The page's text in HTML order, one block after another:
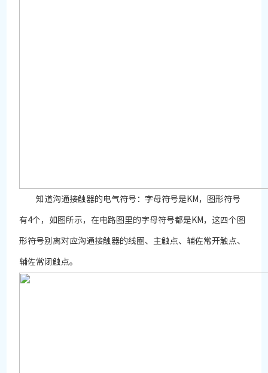
知道沟通接触器的电气符号：字母符号是KM，图形符号
有4个，如图所示，在电路图里的字母符号都是KM，这四个图
形符号别离对应沟通接触器的线圈、主触点、辅佐常开触点、
辅佐常闭触点。